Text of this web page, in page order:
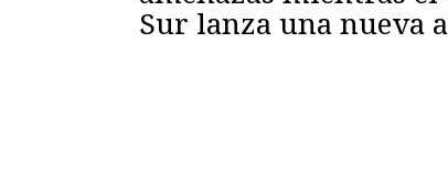
Sur lanza una nueva